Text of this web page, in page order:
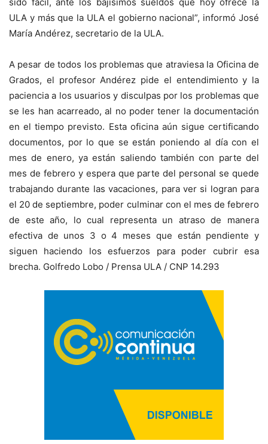
ULA y más que la ULA el gobierno nacional”, informó José
María Andérez, secretario de la ULA.
A pesar de todos los problemas que atraviesa la Oficina de
Grados, el profesor Andérez pide el entendimiento y la
paciencia a los usuarios y disculpas por los problemas que
se les han acarreado, al no poder tener la documentación
en el tiempo previsto. Esta oficina aún sigue certificando
documentos, por lo que se están poniendo al día con el
mes de enero, ya están saliendo también con parte del
mes de febrero y espera que parte del personal se quede
trabajando durante las vacaciones, para ver si logran para
el 20 de septiembre, poder culminar con el mes de febrero
de este año, lo cual representa un atraso de manera
efectiva de unos 3 o 4 meses que están pendiente y
siguen haciendo los esfuerzos para poder cubrir esa
brecha. Golfredo Lobo / Prensa ULA / CNP 14.293